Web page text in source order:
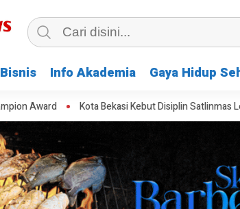
Bisnis Info Akademia Gaya Hidup
Kota Bekasi Kebut Disiplin Satlinmas Lewat Lomba